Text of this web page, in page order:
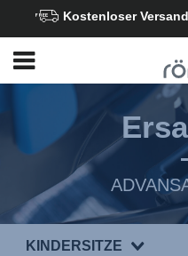
Hauptinhalt
springen
Kostenloser Versand
KINDERSITZE